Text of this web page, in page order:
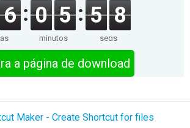
6 0 5
minutos
5 8
segs
a página de download
Maker - Create Shortcut for files